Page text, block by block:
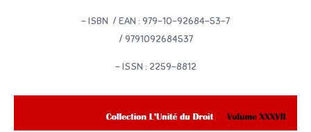
– ISBN / EAN : 979-10-92684-53-7
/ 9791092684537
– ISSN : 2259-8812